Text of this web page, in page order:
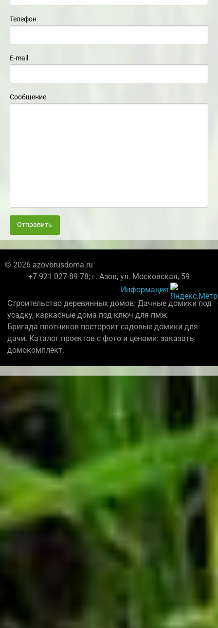
Телефон
E-mail
Сообщение
Отправить
© 2026 azovbrusdoma.ru
+7 921 027-89-78; г. Азов, ул. Московская, 59
Информация
Строительство деревянных домов: Дачные домики под
усадку, каркасные дома под ключ для пмж.
Бригада плотников постороит садовые домики для
дачи. Каталог проектов с фото и ценами: заказать
домокомплект.